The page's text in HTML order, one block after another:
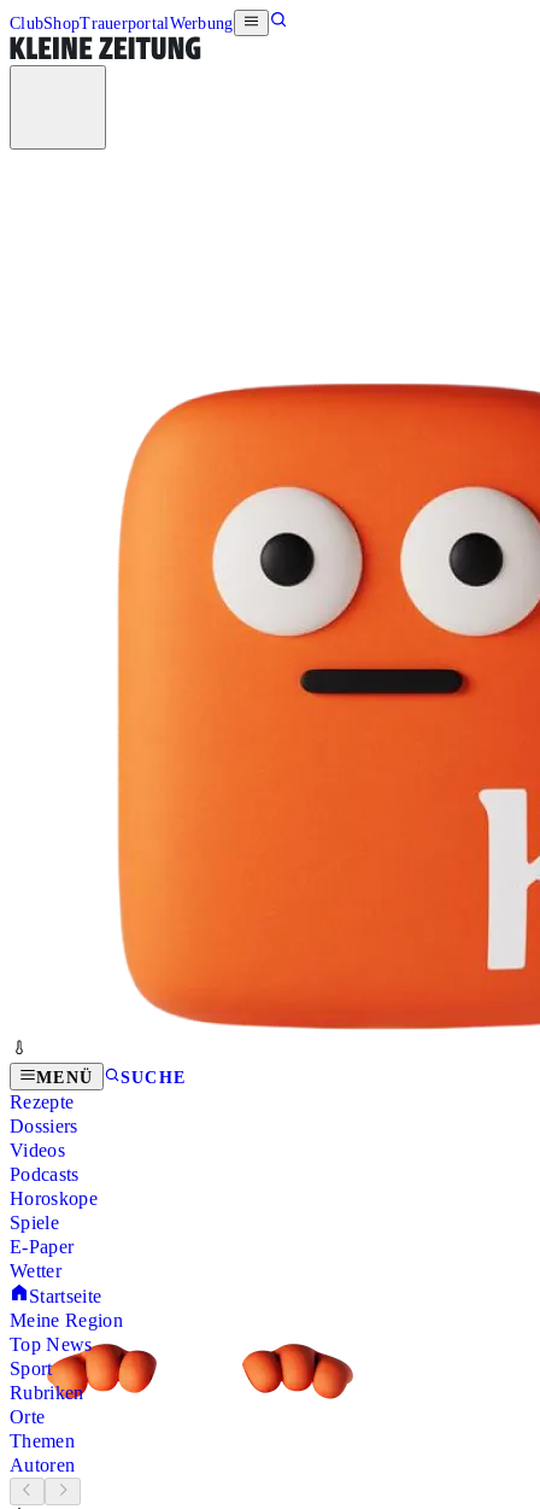
ClubShopTrauerportalWerbung
MENÜ SUCHE
Rezepte
Dossiers
Videos
Podcasts
Horoskope
Spiele
E-Paper
Wetter
Startseite
Meine Region
Top News
Sport
Rubriken
Orte
Themen
Autoren